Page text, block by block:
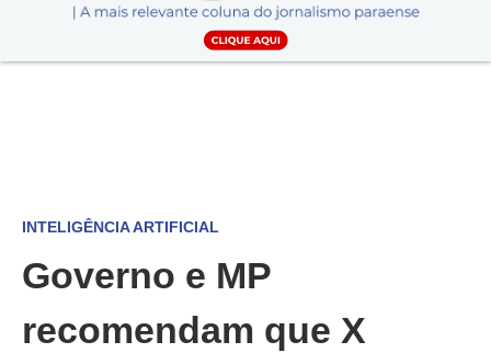
INTELIGÊNCIA ARTIFICIAL
Governo e MP
recomendam que X